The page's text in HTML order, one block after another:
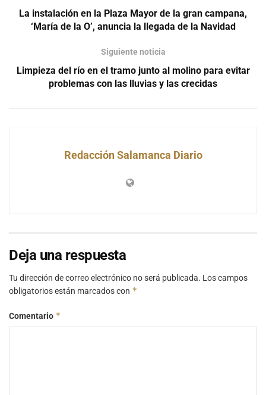
La instalación en la Plaza Mayor de la gran campana,
‘María de la O’, anuncia la llegada de la Navidad
Siguiente noticia
Limpieza del río en el tramo junto al molino para evitar
problemas con las lluvias y las crecidas
Redacción Salamanca Diario
Deja una respuesta
Tu dirección de correo electrónico no será publicada. Los campos
obligatorios están marcados con *
Comentario *